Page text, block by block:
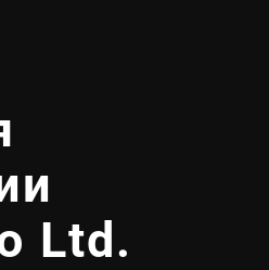
Ltd.